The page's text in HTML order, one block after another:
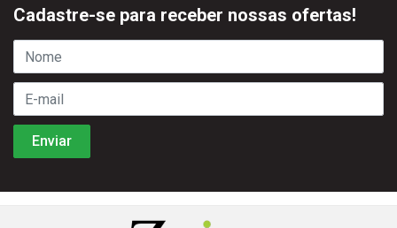
Cadastre-se para receber nossas ofertas!